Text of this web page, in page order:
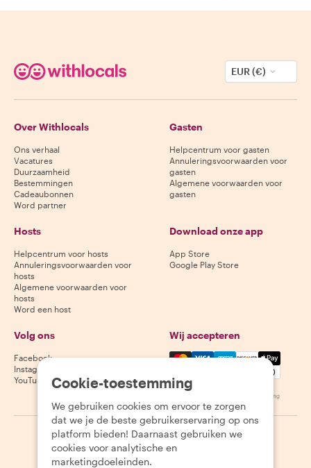
EUR (€)
Over Withlocals
Ons verhaal
Vacatures
Duurzaamheid
Bestemmingen
Cadeaubonnen
Word partner
Gasten
Helpcentrum voor gasten
Annuleringsvoorwaarden voor
gasten
Algemene voorwaarden voor
gasten
Hosts
Helpcentrum voor hosts
Annuleringsvoorwaarden voor
hosts
Algemene voorwaarden voor
hosts
Word een host
Download onze app
App Store
Google Play Store
Volg ons
Facebook
Instagram
YouTube
Wij accepteren
Mastercard, Visa, Amex,
Beschikbaarheid varieert per bestemming
2026 Withlocals.com | Privacybeleid | Cookies | Sitemap
Cookie-toestemming
We gebruiken cookies om ervoor te zorgen
dat we je de beste gebruikerservaring op ons
platform bieden! Daarnaast gebruiken we
cookies voor analytische en
marketingdoeleinden.